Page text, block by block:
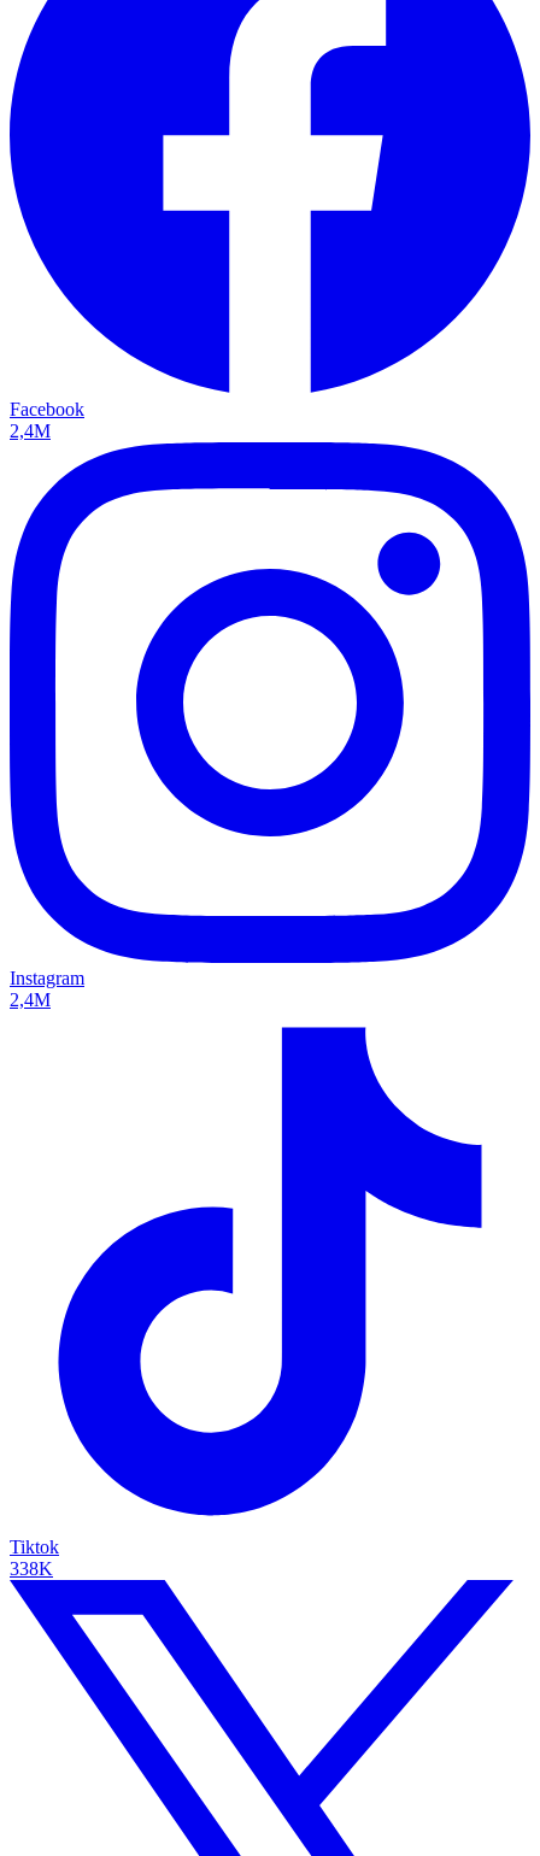
Facebook
2,4M
Instagram
2,4M
Tiktok
338K